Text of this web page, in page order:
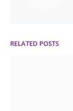
RELATED POSTS